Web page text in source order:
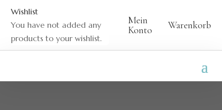
Wishlist
You have not added any
products to your wishlist.
Mein
Konto
Warenkorb